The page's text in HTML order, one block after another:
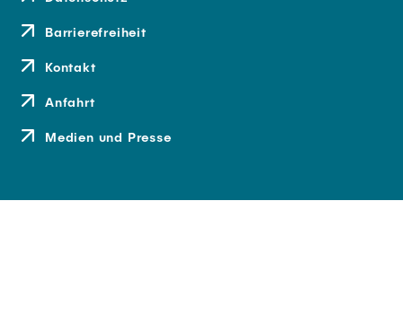
Barrierefreiheit
Kontakt
Anfahrt
Medien und Presse